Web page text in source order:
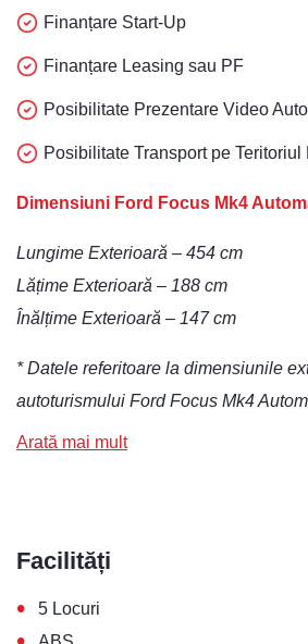
Finanțare Start-Up
Finanțare Leasing sau PF
Posibilitate Prezentare Video
Posibilitate Transport pe Teritoriul
Dimensiuni Ford Focus Mk4
Lungime Exterioară – 454 cm
Lățime Exterioară – 188 cm
Înălțime Exterioară – 147 cm
* Datele referitoare la dimensiunile
autoturismului Ford Focus Mk4
Arată mai mult
Facilități
• 5 Locuri